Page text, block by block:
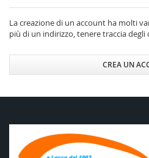
La creazione di un account ha molti
più di un indirizzo, tenere traccia
CREA UN